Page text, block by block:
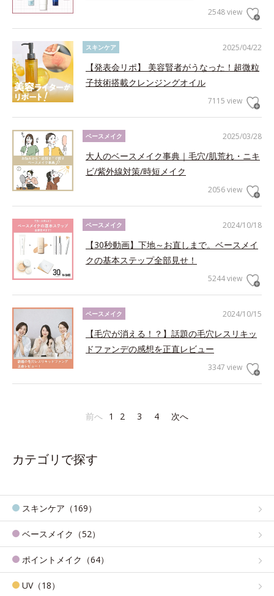
2548 view
2025/04/22
スキンケア
【発表会リポ】 美容賢者がうなった！超微粒
子技術搭載クレンジングオイル
7115 view
2025/03/28
ベースメイク
大人のベースメイク事典｜毛穴/肌荒れ・ニキ
ビ/紫外線対策/時短メイク
2056 view
2024/10/18
ベースメイク
【30秒動画】下地～お直しまで。ベースメイ
クの基本ステップ全部見せ！
5244 view
2024/10/15
ベースメイク
【毛穴が消える！？】話題の毛穴レスリキッ
ドファンデの感想を正直レビュー
3347 view
前へ 1 2 3 4 次へ
カテゴリで探す
スキンケア（169）
ベースメイク（52）
ポイントメイク（64）
UV（18）